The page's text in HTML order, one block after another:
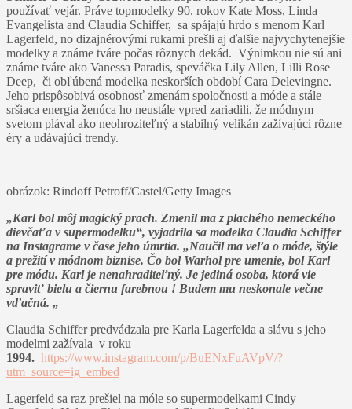
používať vejár. Práve topmodelky 90. rokov Kate Moss, Linda
Evangelista and Claudia Schiffer, sa spájajú hrdo s menom Karl
Lagerfeld, no dizajnérovými rukami prešli aj ďalšie najvychytenejšie
modelky a známe tváre počas rôznych dekád. Výnimkou nie sú ani
známe tváre ako Vanessa Paradis, speváčka Lily Allen, Lilli Rose
Deep, či obľúbená modelka neskorších období Cara Delevingne.
Jeho prispôsobivá osobnosť zmenám spoločnosti a móde a stále
sršiaca energia ženúca ho neustále vpred zariadili, že módnym
svetom plával ako neohroziteľný a stabilný velikán zažívajúci rôzne
éry a udávajúci trendy.
obrázok: Rindoff Petroff/Castel/Getty Images
„Karl bol môj magický prach. Zmenil ma z plachého nemeckého
dievčaťa v supermodelku“, vyjadrila sa modelka Claudia Schiffer
na Instagrame v čase jeho úmrtia. „Naučil ma veľa o móde, štýle
a prežití v módnom biznise. Čo bol Warhol pre umenie, bol Karl
pre módu. Karl je nenahraditeľný. Je jediná osoba, ktorá vie
spraviť bielu a čiernu farebnou ! Budem mu neskonale večne
vďačná. „
Claudia Schiffer predvádzala pre Karla Lagerfelda a slávu s jeho
modelmi zažívala v roku
1994. https://www.instagram.com/p/BuENxFuAVpV/?
utm_source=ig_embed
Lagerfeld sa raz prešiel na móle so supermodelkami Cindy